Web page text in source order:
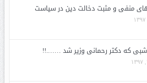
منفی و مثبت دخالت دین در سیاست
شبی که دکتر رحمانی وزیر شد …….!!